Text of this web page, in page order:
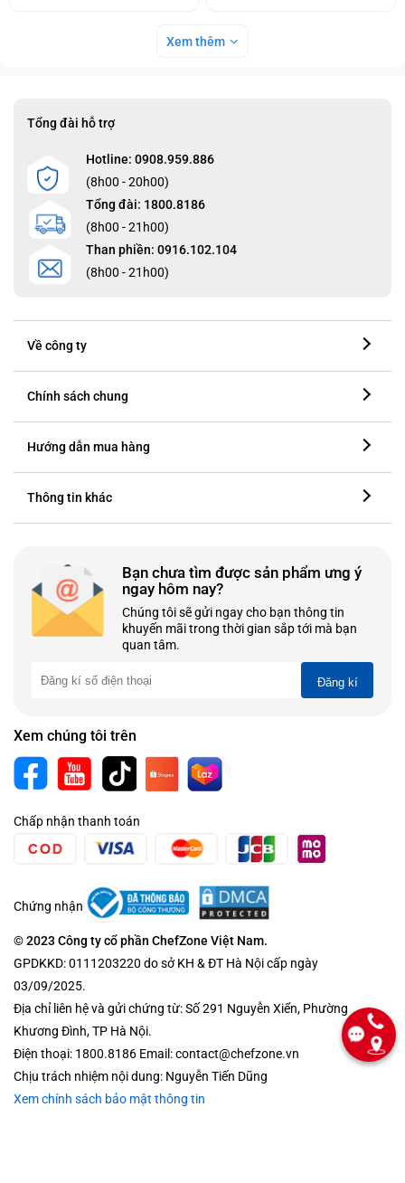
Xem thêm
Tổng đài hỗ trợ
Hotline: 0908.959.886
(8h00 - 20h00)
Tổng đài: 1800.8186
(8h00 - 21h00)
Than phiền: 0916.102.104
(8h00 - 21h00)
Về công ty
Chính sách chung
Hướng dẫn mua hàng
Thông tin khác
Bạn chưa tìm được sản phẩm ưng ý
ngay hôm nay?
Chúng tôi sẽ gửi ngay cho bạn thông tin
khuyến mãi trong thời gian sắp tới mà bạn
quan tâm.
Đăng kí
Xem chúng tôi trên
Chấp nhận thanh toán
Chứng nhận
© 2023 Công ty cổ phần ChefZone Việt Nam.
GPDKKD: 0111203220 do sở KH & ĐT Hà Nội cấp ngày
03/09/2025.
Địa chỉ liên hệ và gửi chứng từ: Số 291 Nguyễn Xiển, Phường
Khương Đình, TP Hà Nội.
Điện thoại: 1800.8186 Email: contact@chefzone.vn
Chịu trách nhiệm nội dung: Nguyễn Tiến Dũng
Xem chính sách bảo mật thông tin